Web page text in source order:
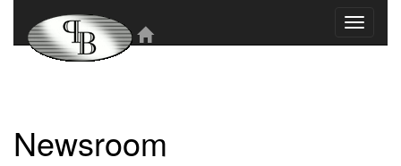
Toggle
Newsroom